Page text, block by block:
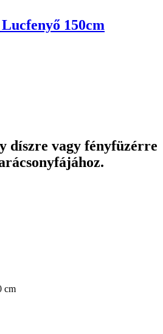
150cm
díszre vagy fényfüzérre
cm